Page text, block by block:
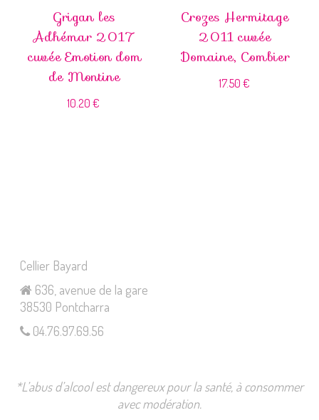
Grigan les
Adhémar 2017
cuvée Emotion dom
de Montine
10.20€
Crozes Hermitage
2011 cuvée
Domaine, Combier
17.50 €
Cellier Bayard
636, avenue de la gare
38530 Pontcharra
04.76.97.69.56
*L’abus d’alcool est dangereux pour la santé, à consommer
avec modération.